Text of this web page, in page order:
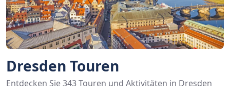
Dresden Touren
Entdecken Sie 343 Touren und Aktivitäten in Dresden